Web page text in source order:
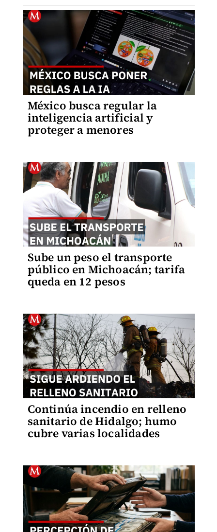
México busca regular la
inteligencia artificial y
proteger a menores
Sube un peso el transporte
público en Michoacán; tarifa
queda en 12 pesos
Continúa incendio en relleno
sanitario de Hidalgo; humo
cubre varias localidades